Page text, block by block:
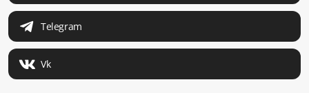
Telegram
Vk